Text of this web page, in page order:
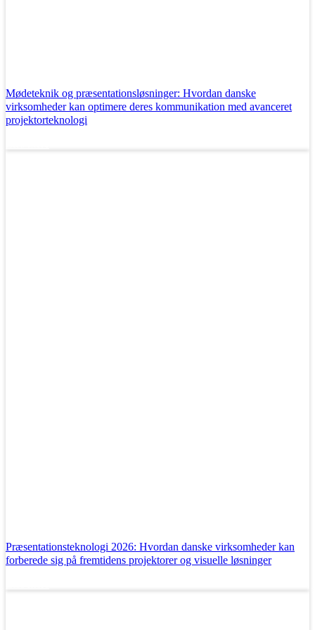
Mødeteknik og præsentationsløsninger: Hvordan danske
virksomheder kan optimere deres kommunikation med avanceret
projektorteknologi
Præsentationsteknologi 2026: Hvordan danske virksomheder kan
forberede sig på fremtidens projektorer og visuelle løsninger